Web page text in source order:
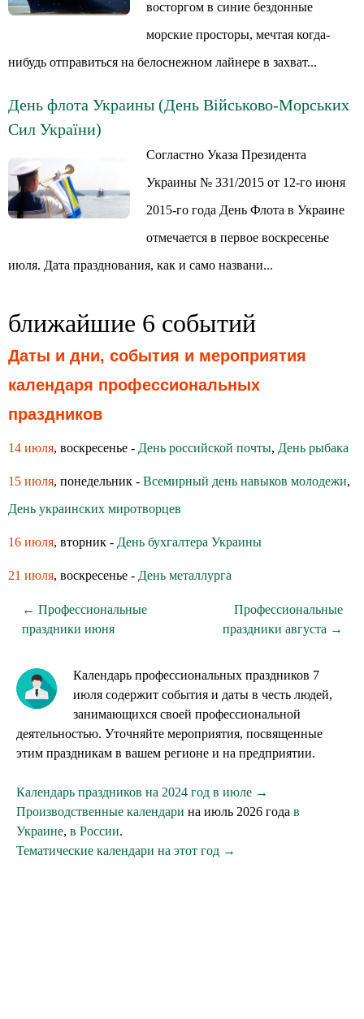
восторгом в синие бездонные
морские просторы, мечтая когда-
нибудь отправиться на белоснежном лайнере в захват...
День флота Украины (День Військово-Морських
Сил України)
Согластно Указа Президента
Украины № 331/2015 от 12-го июня
2015-го года День Флота в Украине
отмечается в первое воскресенье
июля. Дата празднования, как и само названи...
ближайшие 6 событий
Даты и дни, события и мероприятия
календаря профессиональных
праздников
14 июля, воскресенье - День российской почты, День рыбака
15 июля, понедельник - Всемирный день навыков молодежи,
День украинских миротворцев
16 июля, вторник - День бухгалтера Украины
21 июля, воскресенье - День металлурга
← Профессиональные
праздники июня
Профессиональные
праздники августа →
Календарь профессиональных праздников 7
июля содержит события и даты в честь людей,
занимающихся своей профессиональной
деятельностью. Уточняйте мероприятия, посвященные
этим праздникам в вашем регионе и на предприятии.
Календарь праздников на 2024 год в июле →
Производственные календари на июль 2026 года в
Украине, в России.
Тематические календари на этот год →